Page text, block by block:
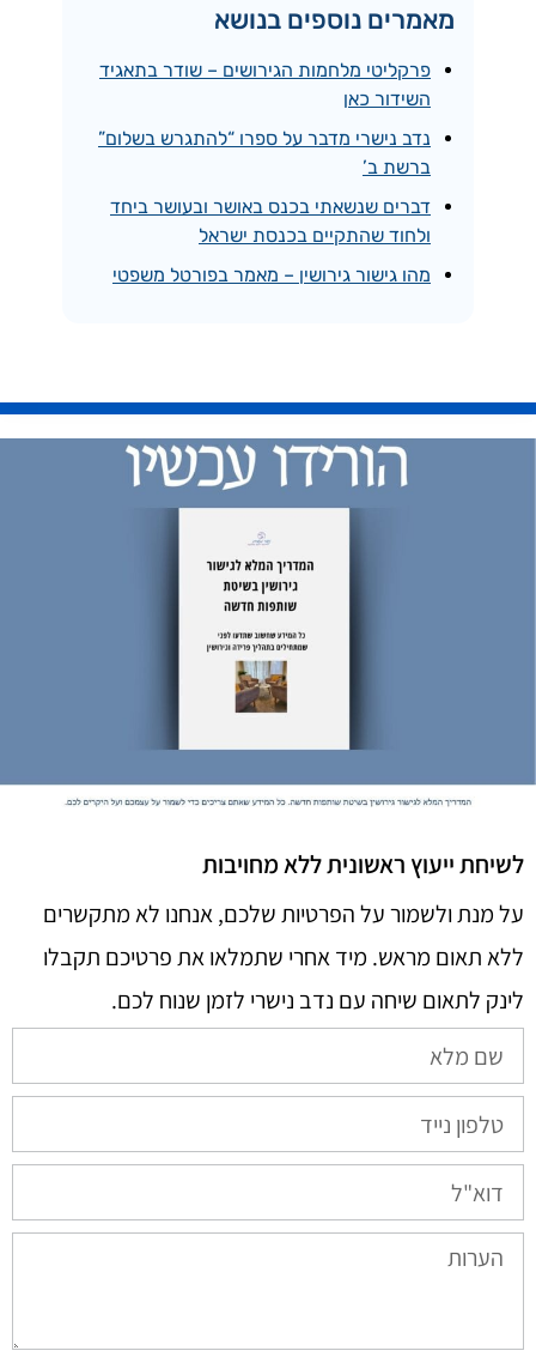
מאמרים נוספים בנושא
פרקליטי מלחמות הגירושים – שודר בתאגיד
השידור כאן
נדב נישרי מדבר על ספרו “להתגרש בשלום”
ברשת ב’
דברים שנשאתי בכנס באושר ובעושר ביחד
ולחוד שהתקיים בכנסת ישראל
מהו גישור גירושין – מאמר בפורטל משפטי
לשיחת ייעוץ ראשונית ללא מחויבות
על מנת ולשמור על הפרטיות שלכם, אנחנו לא מתקשרים
ללא תאום מראש. מיד אחרי שתמלאו את פרטיכם תקבלו
לינק לתאום שיחה עם נדב נישרי לזמן שנוח לכם.​